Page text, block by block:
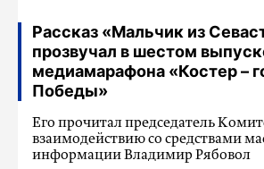
Рассказ «Мальчик из
прозвучал в шестом
медиамарафона «Костер –
Победы»
Его прочитал председатель
взаимодействию со средствами
информации Владимир Рябовол